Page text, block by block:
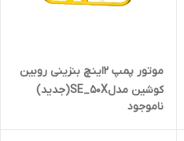
موتور پمپ 2اینچ بنزینی روبین
کوشین مدلSE_50X(جدید)
ناموجود